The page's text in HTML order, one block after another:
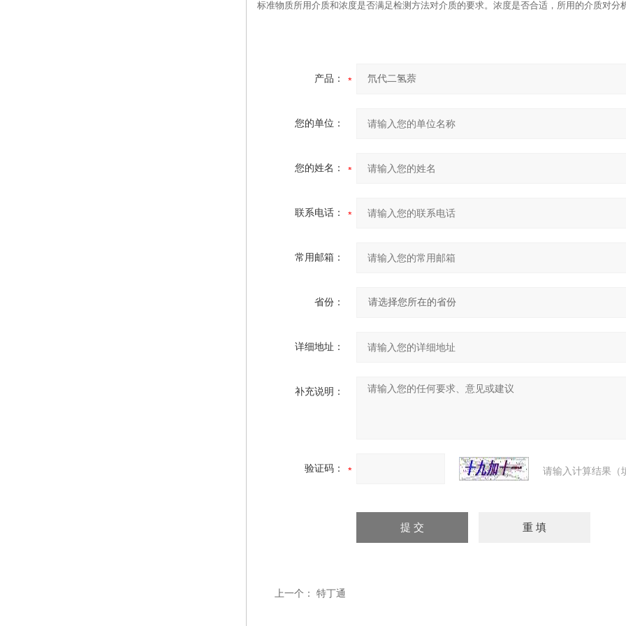
标准物质所用介质和浓度是否满足检测方法对介质的要求。浓度是否合适，所用的介质对分
产品：
您的单位：
您的姓名：
联系电话：
常用邮箱：
省份：
详细地址：
补充说明：
验证码： 请输入计算结果（
上一个： 特丁通